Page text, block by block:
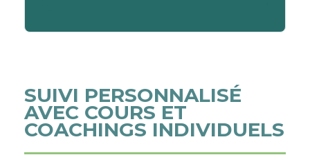
SUIVI PERSONNALISÉ
AVEC COURS ET
COACHINGS INDIVIDUELS